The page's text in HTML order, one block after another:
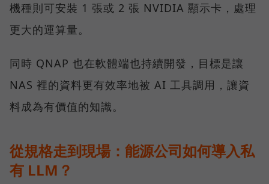
機種則可安裝 1 張或 2 張 NVIDIA 顯示卡，處理
更大的運算量。
同時 QNAP 也在軟體端也持續開發，目標是讓
NAS 裡的資料更有效率地被 AI 工具調用，讓資
料成為有價值的知識。
從規格走到現場：能源公司如何導入私
有 LLM？